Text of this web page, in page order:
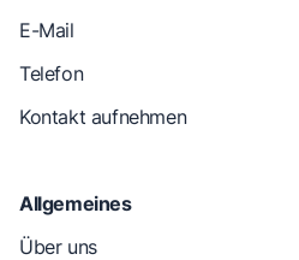
E-Mail
Telefon
Kontakt aufnehmen
Allgemeines
Über uns